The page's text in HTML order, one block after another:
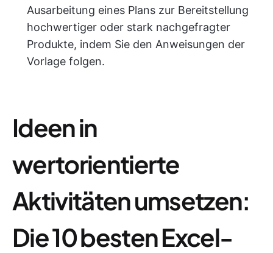
Ausarbeitung eines Plans zur Bereitstellung
hochwertiger oder stark nachgefragter
Produkte, indem Sie den Anweisungen der
Vorlage folgen.
Ideen in
wertorientierte
Aktivitäten umsetzen:
Die 10 besten Excel-